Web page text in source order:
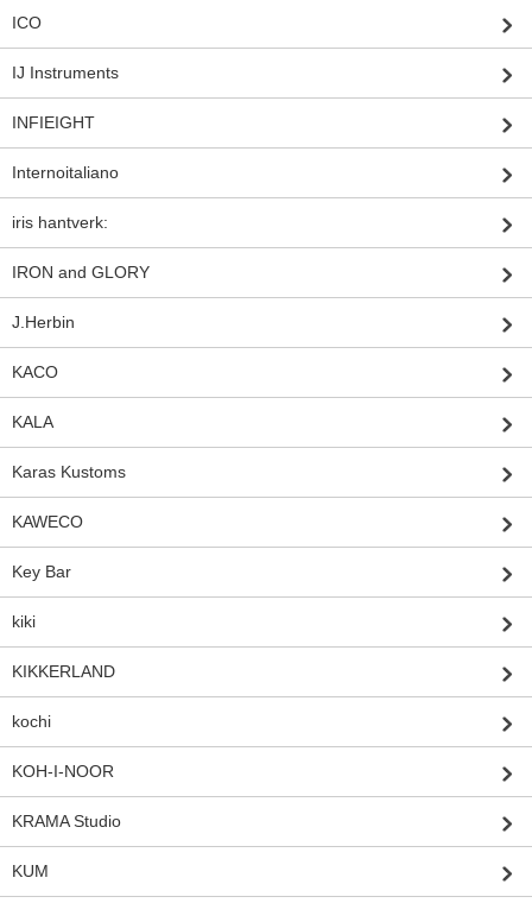
ICO
IJ Instruments
INFIEIGHT
Internoitaliano
iris hantverk:
IRON and GLORY
J.Herbin
KACO
KALA
Karas Kustoms
KAWECO
Key Bar
kiki
KIKKERLAND
kochi
KOH-I-NOOR
KRAMA Studio
KUM